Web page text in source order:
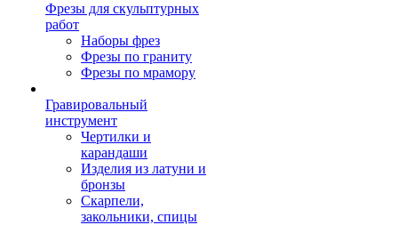
Фрезы для скульптурных
работ
Наборы фрез
Фрезы по граниту
Фрезы по мрамору
Гравировальный
инструмент
Чертилки и
карандаши
Изделия из латуни и
бронзы
Скарпели,
закольники, спицы